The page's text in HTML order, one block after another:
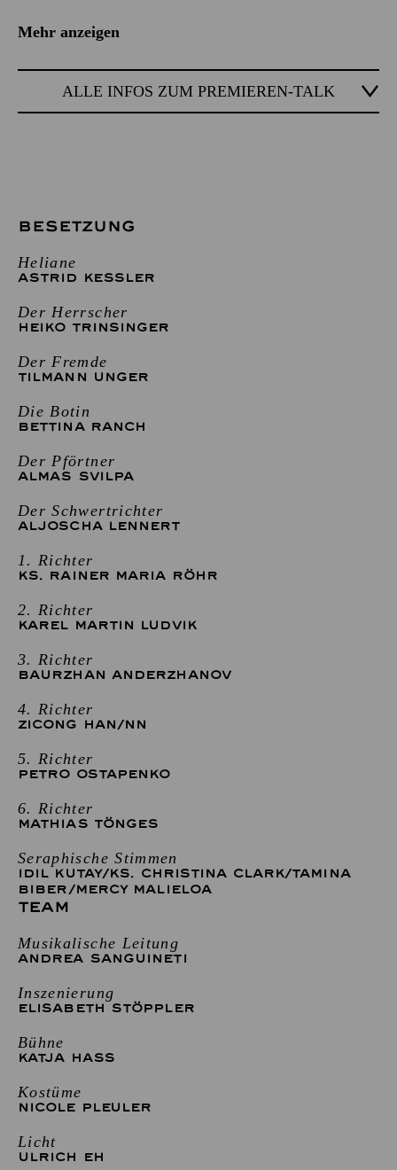
Mehr anzeigen
ALLE INFOS ZUM PREMIEREN-TALK
BESETZUNG
Heliane
ASTRID KESSLER
Der Herrscher
HEIKO TRINSINGER
Der Fremde
TILMANN UNGER
Die Botin
BETTINA RANCH
Der Pförtner
ALMAS SVILPA
Der Schwertrichter
ALJOSCHA LENNERT
1. Richter
KS. RAINER MARIA RÖHR
2. Richter
KAREL MARTIN LUDVIK
3. Richter
BAURZHAN ANDERZHANOV
4. Richter
ZICONG HAN/NN
5. Richter
PETRO OSTAPENKO
6. Richter
MATHIAS TÖNGES
Seraphische Stimmen
IDIL KUTAY/KS. CHRISTINA CLARK/TAMINA
BIBER/MERCY MALIELOA
TEAM
Musikalische Leitung
ANDREA SANGUINETI
Inszenierung
ELISABETH STÖPPLER
Bühne
KATJA HASS
Kostüme
NICOLE PLEULER
Licht
ULRICH EH